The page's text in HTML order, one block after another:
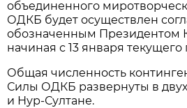
объединенного
ОДКБ будет осуществлен
обозначенным Президентом
начиная с 13 января текущего
Общая численность
Силы ОДКБ развернуты в
и Нур-Султане.